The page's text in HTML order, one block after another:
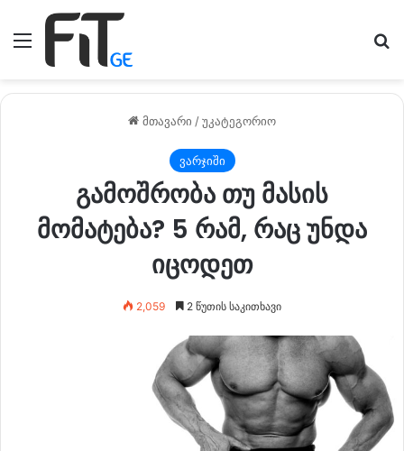
მენიუ
მთავარი /უკატეგორიო
ვარჯიში
გამოშრობა თუ მასის
მომატება? 5 რამ, რაც უნდა
იცოდეთ
2,059 2 წუთის საკითხავი